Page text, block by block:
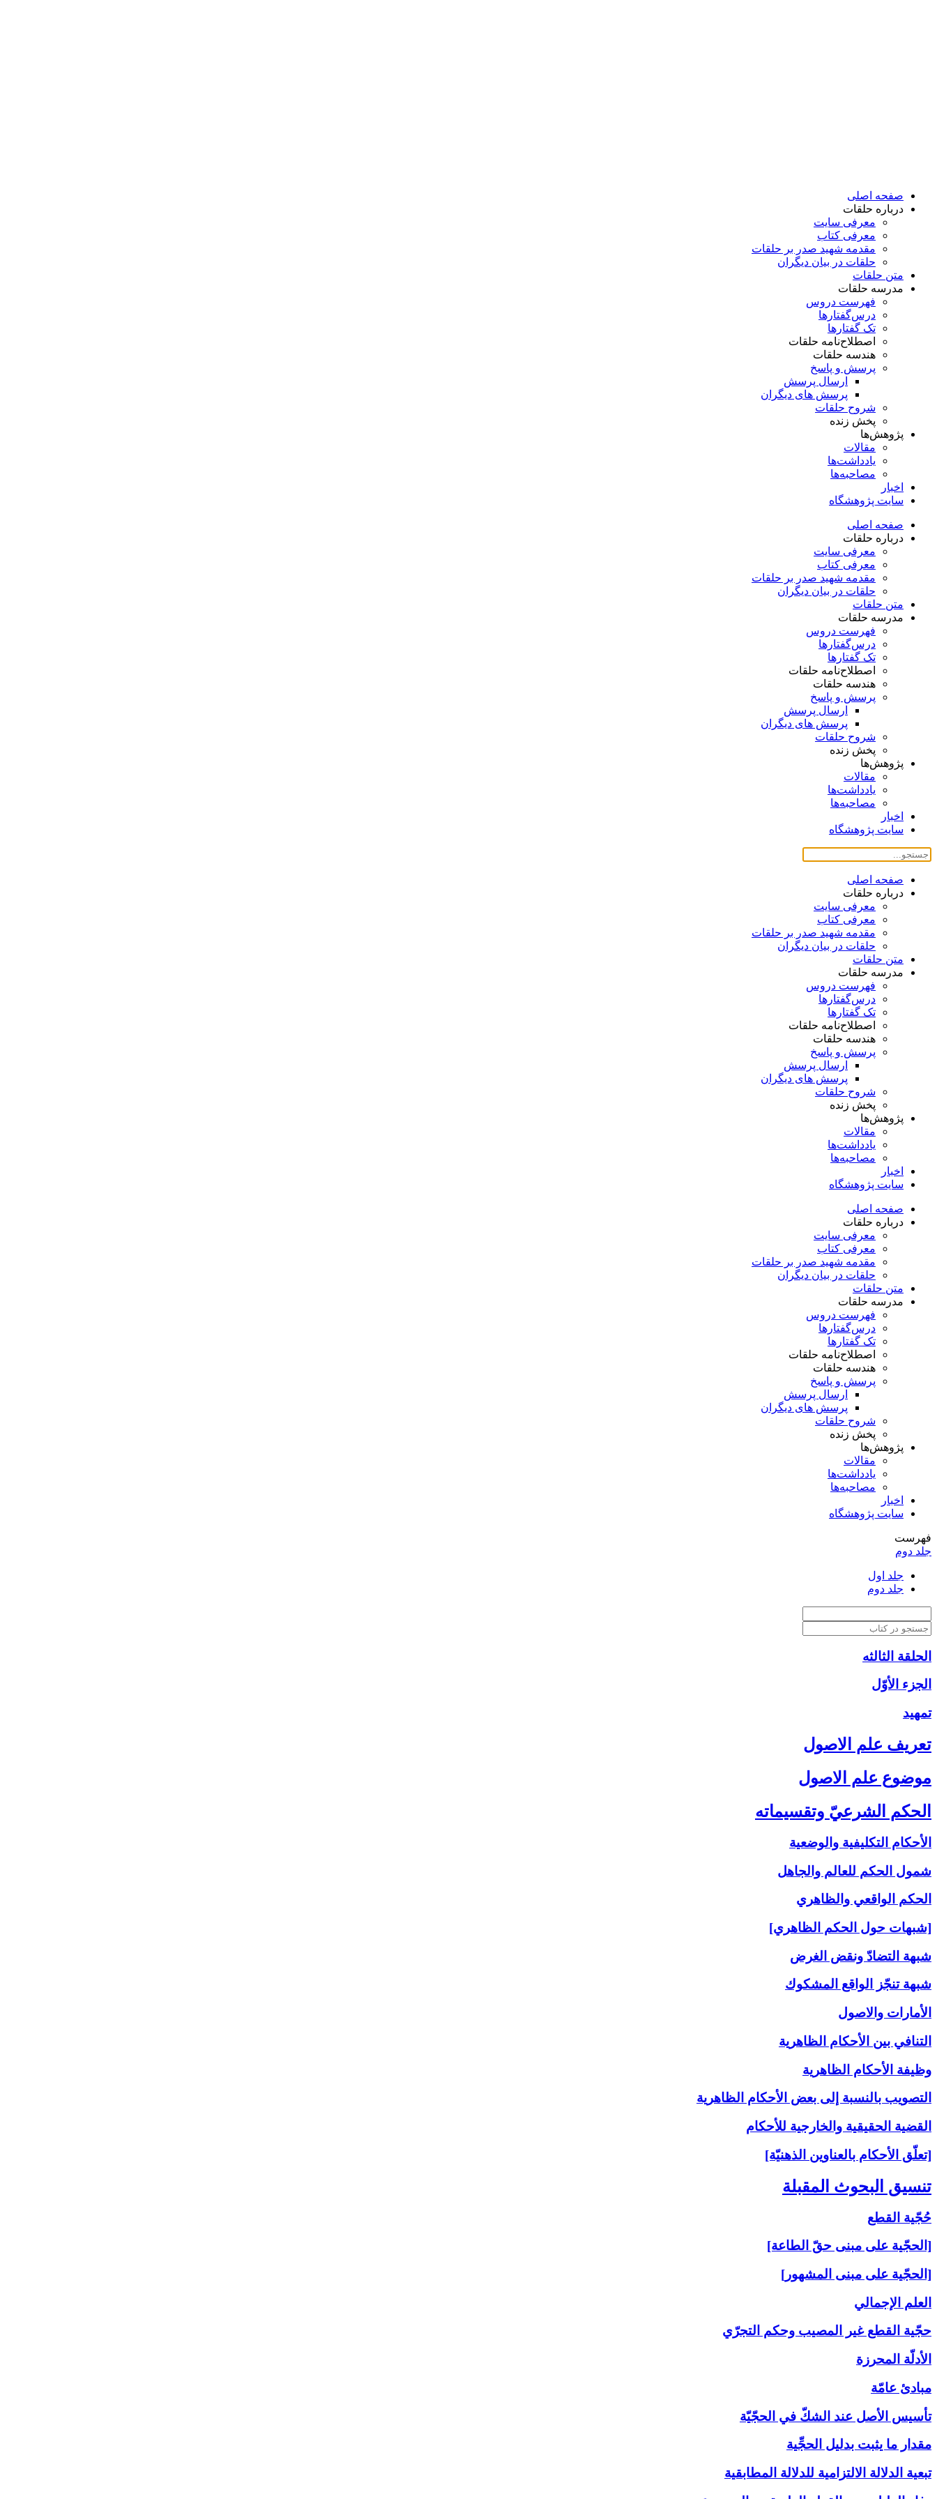
صفحه اصلی
درباره حلقات
معرفی سایت
معرفی کتاب
مقدمه شهید صدر بر حلقات
حلقات در بیان دیگران
متن حلقات
مدرسه حلقات
فهرست دروس
درس‌گفتار‌ها
تک گفتارها
اصطلاح‌نامه حلقات
هندسه حلقات
پرسش و پاسخ
ارسال پرسش
پرسش های دیگران
شروح حلقات
پخش زنده
پژوهش‌ها
مقالات
یادداشت‌ها
مصاحبه‌ها
اخبار
سایت پژوهشگاه
صفحه اصلی
درباره حلقات
معرفی سایت
معرفی کتاب
مقدمه شهید صدر بر حلقات
حلقات در بیان دیگران
متن حلقات
مدرسه حلقات
فهرست دروس
درس‌گفتار‌ها
تک گفتارها
اصطلاح‌نامه حلقات
هندسه حلقات
پرسش و پاسخ
ارسال پرسش
پرسش های دیگران
شروح حلقات
پخش زنده
پژوهش‌ها
مقالات
یادداشت‌ها
مصاحبه‌ها
اخبار
سایت پژوهشگاه
صفحه اصلی
درباره حلقات
معرفی سایت
معرفی کتاب
مقدمه شهید صدر بر حلقات
حلقات در بیان دیگران
متن حلقات
مدرسه حلقات
فهرست دروس
درس‌گفتار‌ها
تک گفتارها
اصطلاح‌نامه حلقات
هندسه حلقات
پرسش و پاسخ
ارسال پرسش
پرسش های دیگران
شروح حلقات
پخش زنده
پژوهش‌ها
مقالات
یادداشت‌ها
مصاحبه‌ها
اخبار
سایت پژوهشگاه
صفحه اصلی
درباره حلقات
معرفی سایت
معرفی کتاب
مقدمه شهید صدر بر حلقات
حلقات در بیان دیگران
متن حلقات
مدرسه حلقات
فهرست دروس
درس‌گفتار‌ها
تک گفتارها
اصطلاح‌نامه حلقات
هندسه حلقات
پرسش و پاسخ
ارسال پرسش
پرسش های دیگران
شروح حلقات
پخش زنده
پژوهش‌ها
مقالات
یادداشت‌ها
مصاحبه‌ها
اخبار
سایت پژوهشگاه
فهرست
جلد دوم
جلد اول
جلد دوم
الحلقة الثالثه
الجزء الأوّل‏
تمهيد
تعريف علم الاصول‏
موضوع علم الاصول‏
الحكم الشرعيّ وتقسيماته‏
الأحكام التكليفية والوضعية
شمول الحكم للعالم والجاهل
الحكم الواقعي والظاهري
[شبهات حول الحكم الظاهري]
شبهة التضادّ ونقض الغرض
شبهة تنجّز الواقع المشكوك
الأمارات والاصول
التنافي بين الأحكام الظاهرية
وظيفة الأحكام الظاهرية
التصويب بالنسبة إلى‏ بعض الأحكام الظاهرية
القضية الحقيقية والخارجية للأحكام
[تعلّق الأحكام بالعناوين الذهنيّة]
تنسيق البحوث المقبلة
حُجّية القطع
[الحجّية على مبنى حقّ الطاعة]
[الحجّية على مبنى المشهور]
العلم الإجمالي
حجّية القطع غير المصيب وحكم التجرّي
الأدلّة المحرزة
مبادئ عامّة
تأسيس الأصل عند الشكّ في الحجّيّة
مقدار ما يثبت بدليل الحجِّية
تبعية الدلالة الالتزامية للدلالة المطابقية